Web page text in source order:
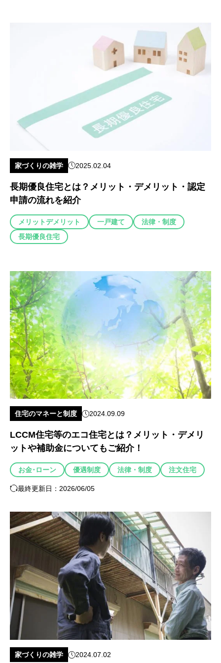
家づくりの雑学 2025.02.04
長期優良住宅とは？メリット・デメリット・認定
申請の流れを紹介
メリットデメリット 一戸建て
法律・制度
長期優良住宅
住宅のマネーと制度 2024.09.09
LCCM住宅等のエコ住宅とは？メリット・デメリ
ットや補助金についてもご紹介！
お金･ローン 優遇制度 法律・制度 注文住宅
最終更新日：2026/06/05
家づくりの雑学 2024.07.02